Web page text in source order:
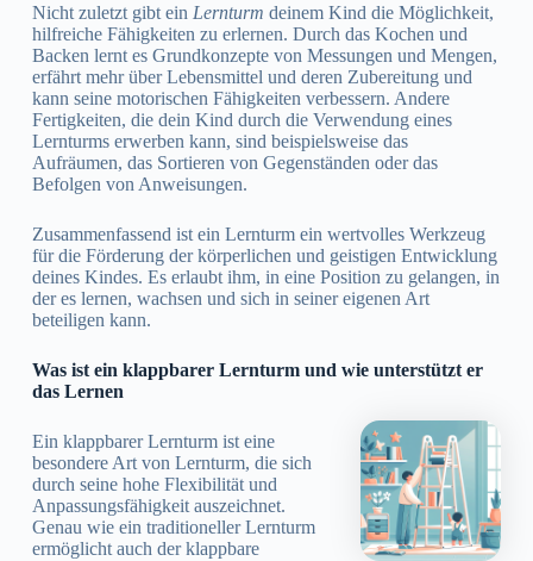
Nicht zuletzt gibt ein Lernturm deinem Kind die Möglichkeit,
hilfreiche Fähigkeiten zu erlernen. Durch das Kochen und
Backen lernt es Grundkonzepte von Messungen und Mengen,
erfährt mehr über Lebensmittel und deren Zubereitung und
kann seine motorischen Fähigkeiten verbessern. Andere
Fertigkeiten, die dein Kind durch die Verwendung eines
Lernturms erwerben kann, sind beispielsweise das
Aufräumen, das Sortieren von Gegenständen oder das
Befolgen von Anweisungen.
Zusammenfassend ist ein Lernturm ein wertvolles Werkzeug
für die Förderung der körperlichen und geistigen Entwicklung
deines Kindes. Es erlaubt ihm, in eine Position zu gelangen, in
der es lernen, wachsen und sich in seiner eigenen Art
beteiligen kann.
Was ist ein klappbarer Lernturm und wie unterstützt er
das Lernen
Ein klappbarer Lernturm ist eine
besondere Art von Lernturm, die sich
durch seine hohe Flexibilität und
Anpassungsfähigkeit auszeichnet.
Genau wie ein traditioneller Lernturm
ermöglicht auch der klappbare